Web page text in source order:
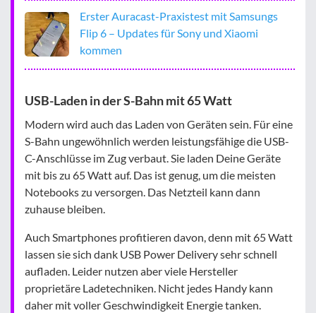
Erster Auracast-Praxistest mit Samsungs
Flip 6 – Updates für Sony und Xiaomi
kommen
USB-Laden in der S-Bahn mit 65 Watt
Modern wird auch das Laden von Geräten sein. Für eine
S-Bahn ungewöhnlich werden leistungsfähige die USB-
C-Anschlüsse im Zug verbaut. Sie laden Deine Geräte
mit bis zu 65 Watt auf. Das ist genug, um die meisten
Notebooks zu versorgen. Das Netzteil kann dann
zuhause bleiben.
Auch Smartphones profitieren davon, denn mit 65 Watt
lassen sie sich dank USB Power Delivery sehr schnell
aufladen. Leider nutzen aber viele Hersteller
proprietäre Ladetechniken. Nicht jedes Handy kann
daher mit voller Geschwindigkeit Energie tanken.